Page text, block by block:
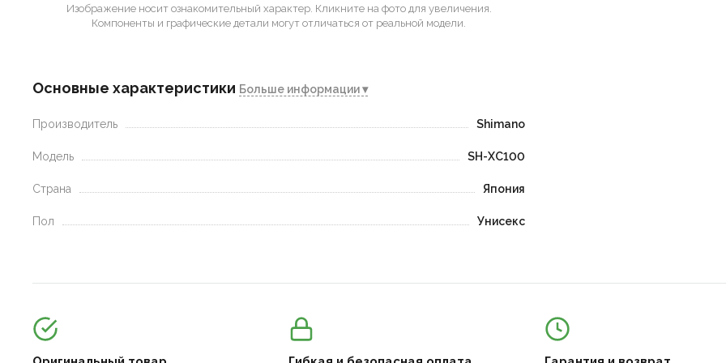
Изображение носит ознакомительный характер. Кликните на фото для увеличения.
Компоненты и графические детали могут отличаться от реальной модели.
Основные характеристики Больше информации ▾
Производитель Shimano
Модель SH-XC100
Страна Япония
Пол Унисекс